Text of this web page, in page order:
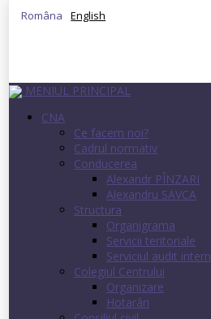
Româna English
MENIUL PRINCIPAL
CNA
Ce facem noi?
Cadrul normativ
Conducerea
Alexandr PÎNZARI
Alexandru SAVCA
Structura
Organigrama
Servicii teritoriale
Serviciul audit intern
Colegiul Centrului
Organizare
Hotarâri